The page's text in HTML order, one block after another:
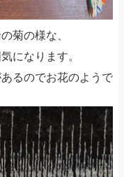
菊の様な、
になります。
るのでお花のようで